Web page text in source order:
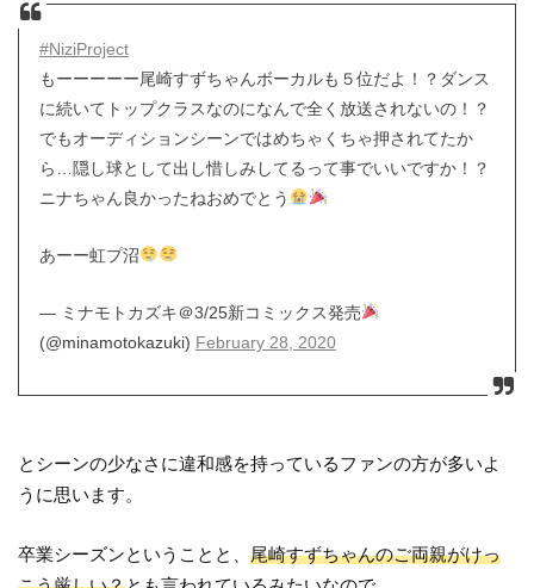
#NiziProject
もーーーーー尾崎すずちゃんボーカルも５位だよ！？ダンス
に続いてトップクラスなのになんで全く放送されないの！？
でもオーディションシーンではめちゃくちゃ押されてたか
ら…隠し球として出し惜しみしてるって事でいいですか！？
ニナちゃん良かったねおめでとう
あーー虹プ沼
— ミナモトカズキ＠3/25新コミックス発売
(@minamotokazuki) February 28, 2020
とシーンの少なさに違和感を持っているファンの方が多いよ
うに思います。
卒業シーズンということと、尾崎すずちゃんのご両親がけっ